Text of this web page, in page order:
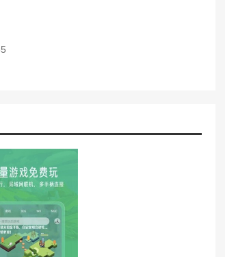
站是您下载安卓手游app最好的网站！